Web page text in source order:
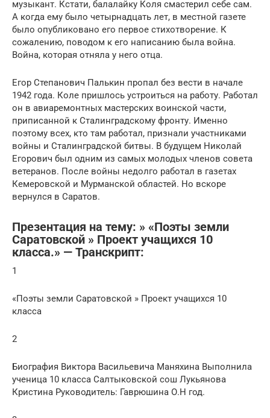
музыкант. Кстати, балалайку Коля смастерил себе сам.
А когда ему было четырнадцать лет, в местной газете
было опубликовано его первое стихотворение. К
сожалению, поводом к его написанию была война.
Война, которая отняла у него отца.
Егор Степанович Палькин пропал без вести в начале
1942 года. Коле пришлось устроиться на работу. Работал
он в авиаремонтных мастерских воинской части,
приписанной к Сталинградскому фронту. Именно
поэтому всех, кто там работал, признали участниками
войны и Сталинградской битвы. В будущем Николай
Егорович был одним из самых молодых членов совета
ветеранов. После войны недолго работал в газетах
Кемеровской и Мурманской областей. Но вскоре
вернулся в Саратов.
Презентация на тему: » «Поэты земли
Саратовской » Проект учащихся 10
класса.» — Транскрипт:
1
«Поэты земли Саратовской » Проект учащихся 10
класса
2
Биография Виктора Васильевича Маняхина Выполнила
ученица 10 класса Салтыковской сош Лукьянова
Кристина Руководитель: Гаврюшина О.Н год.